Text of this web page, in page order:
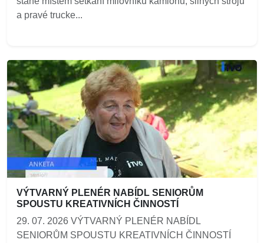
a pravé trucke...
VÝTVARNÝ PLENÉR NABÍDL SENIORŮM
SPOUSTU KREATIVNÍCH ČINNOSTÍ
29. 07. 2026 VÝTVARNÝ PLENÉR NABÍDL
SENIORŮM SPOUSTU KREATIVNÍCH ČINNOSTÍ